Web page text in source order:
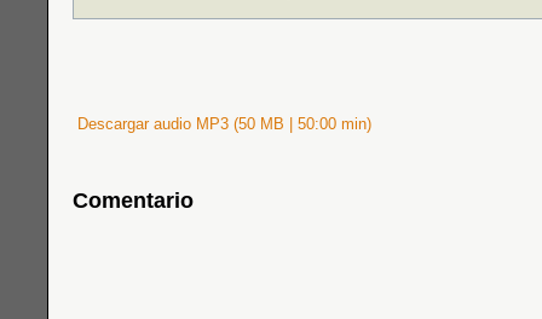
Descargar audio MP3 (50 MB | 50:00 min)
Comentario